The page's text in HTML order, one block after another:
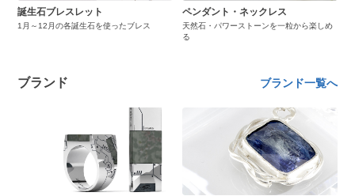
誕生石ブレスレット
1月～12月の各誕生石を使ったブレス
ペンダント・ネックレス
天然石・パワーストーンを一粒から楽しめ
る
ブランド ブランド一覧へ